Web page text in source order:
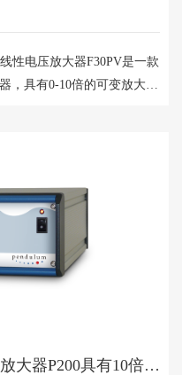
性电压放大器F30PV是一款
，具有0-10倍的可变放大倍
Pendulum高电压大电流线性放大器P200具有10倍的固定放大倍数